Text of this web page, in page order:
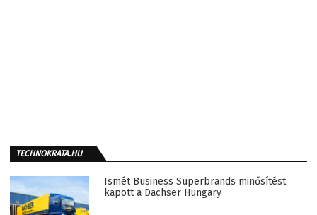
TECHNOKRATA.HU
Ismét Business Superbrands minősítést
kapott a Dachser Hungary